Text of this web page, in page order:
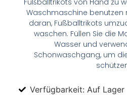
Fußballtrikots von Hand zu
Waschmaschine benutzen
daran, Fußballtrikots
waschen. Füllen Sie die
Wasser und
Schonwaschgang, um
Verfügbarkeit: Auf Lager